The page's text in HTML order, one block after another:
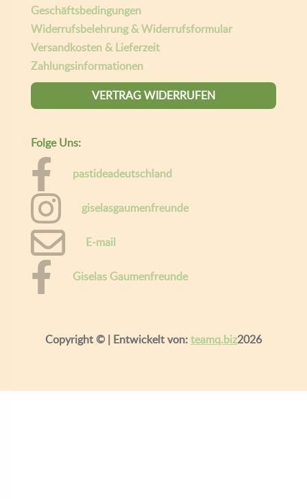
Geschäftsbedingungen
Widerrufsbelehrung & Widerrufsformular
Versandkosten & Lieferzeit
Zahlungsinformationen
VERTRAG WIDERRUFEN
Folge Uns:
pastideadeutschland
giselasgaumenfreunde
E-mail
Giselas Gaumenfreunde
Copyright © | Entwickelt von:teamq.biz2026